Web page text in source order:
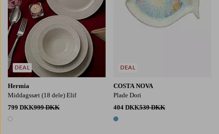
Hermia
Middagssæt (18 dele) Elif
799 DKK999 DKK
1 farve
DEAL
COSTA NOVA
Plade Dori
404 DKK539 DKK
1 farve
DEAL